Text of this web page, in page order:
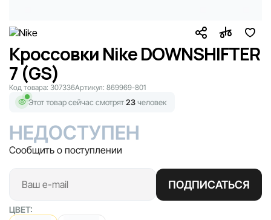
Кроссовки Nike DOWNSHIFTER
7 (GS)
Код товара: 307336Артикул: 869969-801
Этот товар сейчас смотрят23человек
НЕДОСТУПЕН
Сообщить о поступлении
ПОДПИСАТЬСЯ
ЦВЕТ: